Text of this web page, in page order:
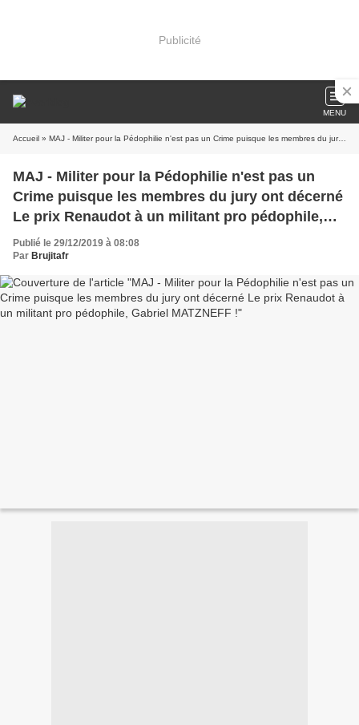
Publicité
MENU
Accueil » MAJ - Militer pour la Pédophilie n'est pas un Crime puisque les membres du jury ont décerné Le prix Renaudot à un militant pro pédophile, Gabriel MATZNEFF !
MAJ - Militer pour la Pédophilie n'est pas un
Crime puisque les membres du jury ont décerné
Le prix Renaudot à un militant pro pédophile,
Gabriel MATZNEFF !
Publié le 29/12/2019 à 08:08
Par Brujitafr